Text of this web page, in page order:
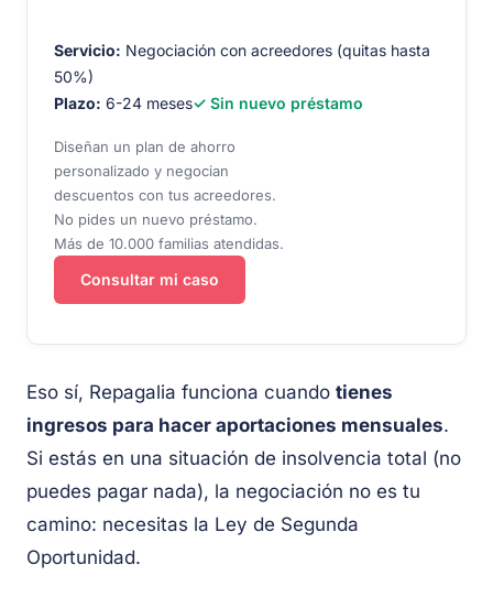
Servicio: Negociación con acreedores (quitas hasta
50%)
Plazo: 6-24 meses✓ Sin nuevo préstamo
Diseñan un plan de ahorro
personalizado y negocian
descuentos con tus acreedores.
No pides un nuevo préstamo.
Más de 10.000 familias atendidas.
Consultar mi caso
Eso sí, Repagalia funciona cuando tienes
ingresos para hacer aportaciones mensuales.
Si estás en una situación de insolvencia total (no
puedes pagar nada), la negociación no es tu
camino: necesitas la Ley de Segunda
Oportunidad.